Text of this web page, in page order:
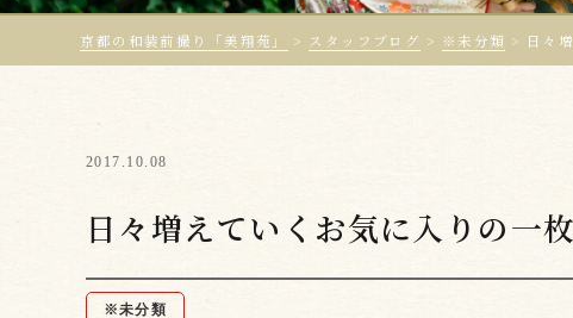
京都の和装前撮り「美翔苑」 > スタッフブログ > ※未分類 > 日々
2017.10.08
日々増えていくお気に入りの一枚
※未分類